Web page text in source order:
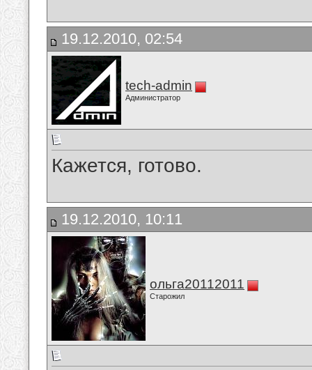
19.12.2010, 02:54
tech-admin
Администратор
Кажется, готово.
19.12.2010, 10:11
ольга20112011
Старожил